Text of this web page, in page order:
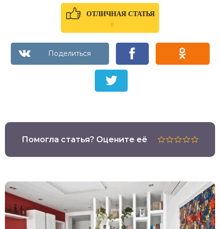
ОТЛИЧНАЯ СТАТЬЯ
0
Помогла статья? Оцените её